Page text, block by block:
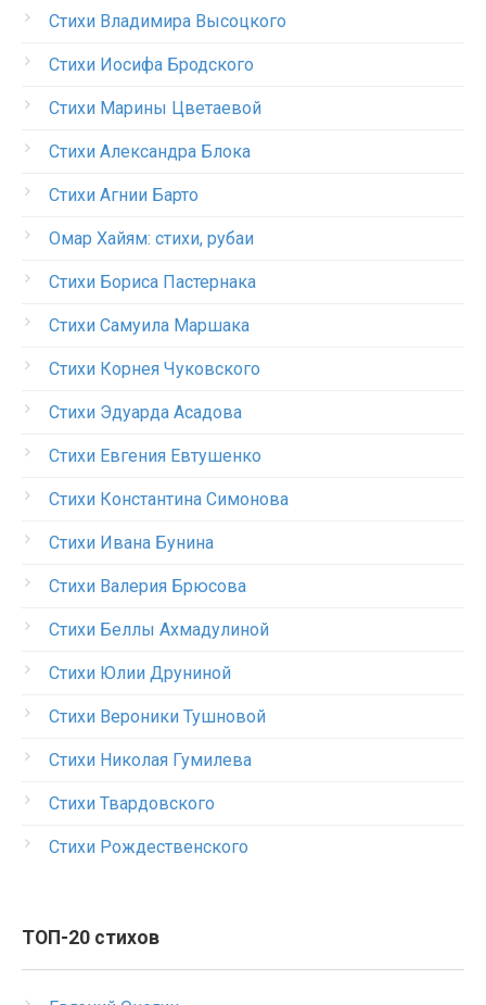
Стихи Владимира Высоцкого
Стихи Иосифа Бродского
Стихи Марины Цветаевой
Стихи Александра Блока
Стихи Агнии Барто
Омар Хайям: стихи, рубаи
Стихи Бориса Пастернака
Стихи Самуила Маршака
Стихи Корнея Чуковского
Стихи Эдуарда Асадова
Стихи Евгения Евтушенко
Стихи Константина Симонова
Стихи Ивана Бунина
Стихи Валерия Брюсова
Стихи Беллы Ахмадулиной
Стихи Юлии Друниной
Стихи Вероники Тушновой
Стихи Николая Гумилева
Стихи Твардовского
Стихи Рождественского
ТОП-20 стихов